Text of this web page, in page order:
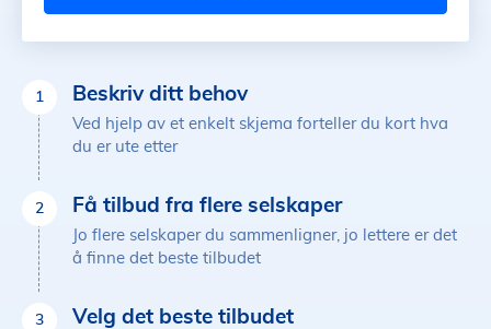
1 Beskriv ditt behov
Ved hjelp av et enkelt skjema forteller du kort hva
du er ute etter
2 Få tilbud fra flere selskaper
Jo flere selskaper du sammenligner, jo lettere er det
å finne det beste tilbudet
3 Velg det beste tilbudet